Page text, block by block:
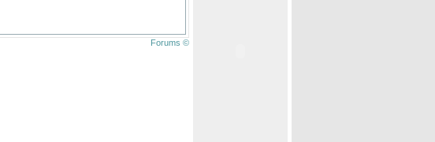
Forums ©